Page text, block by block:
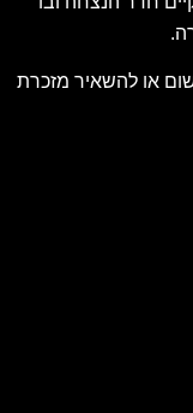
או להשאיר מזכרת